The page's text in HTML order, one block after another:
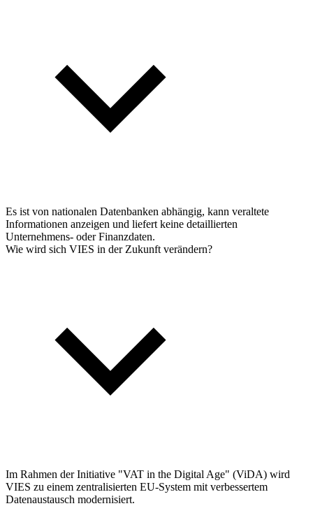
Es ist von nationalen Datenbanken abhängig, kann veraltete
Informationen anzeigen und liefert keine detaillierten
Unternehmens- oder Finanzdaten.
Wie wird sich VIES in der Zukunft verändern?
Im Rahmen der Initiative "VAT in the Digital Age" (ViDA) wird
VIES zu einem zentralisierten EU-System mit verbessertem
Datenaustausch modernisiert.